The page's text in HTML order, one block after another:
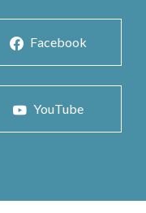
Facebook
YouTube